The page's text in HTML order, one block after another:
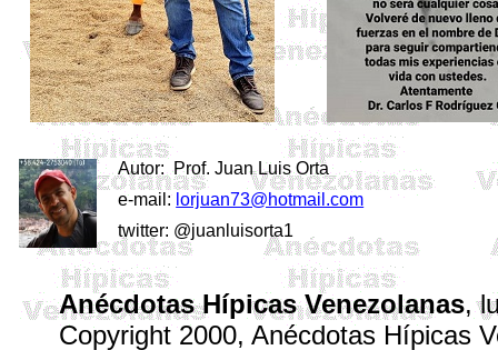
Autor:
Prof. Juan Luis Orta
e-mail: lorjuan73@hotmail.com
twitter: @juanluisorta1
Anécdotas Hípicas Venezolanas,
Copyright 2000, Anécdotas Hípicas